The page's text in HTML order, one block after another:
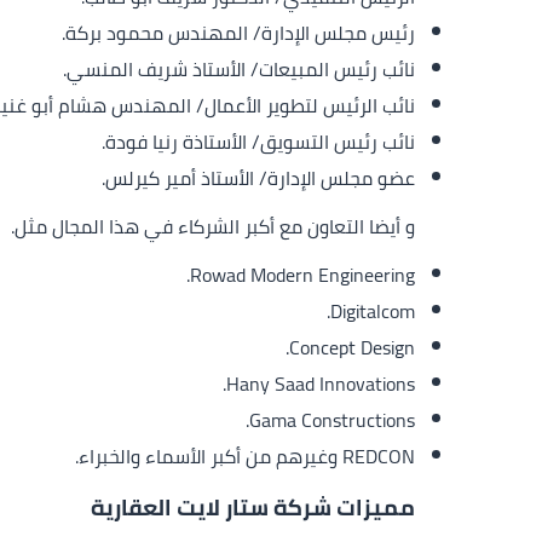
رئيس مجلس الإدارة/ المهندس محمود بركة.
نائب رئيس المبيعات/ الأستاذ شريف المنسي.
نائب الرئيس لتطوير الأعمال/ المهندس هشام أبو
نائب رئيس التسويق/ الأستاذة رنيا فودة.
عضو مجلس الإدارة/ الأستاذ أمير كيرلس.
و أيضا التعاون مع أكبر الشركاء في هذا المجال مثل.
Rowad Modern Engineering.
Digitalcom.
Concept Design.
Hany Saad Innovations.
Gama Constructions.
REDCON وغيرهم من أكبر الأسماء والخبراء.
مميزات شركة ستار لايت العقارية